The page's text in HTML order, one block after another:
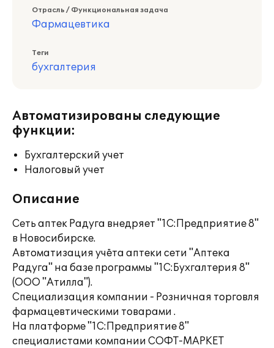
Отрасль / Функциональная задача
Фармацевтика
Теги
бухгалтерия
Автоматизированы следующие
функции:
Бухгалтерский учет
Налоговый учет
Описание
Сеть аптек Радуга внедряет "1С:Предприятие 8"
в Новосибирске.
Автоматизация учёта аптеки сети "Аптека
Радуга" на базе программы "1С:Бухгалтерия 8"
(ООО "Атилла").
Специализация компании - Розничная торговля
фармацевтическими товарами .
На платформе "1С:Предприятие 8"
специалистами компании СОФТ-МАРКЕТ